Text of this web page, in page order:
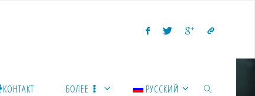
КОНТАКТ БОЛЕЕ РУССКИЙ